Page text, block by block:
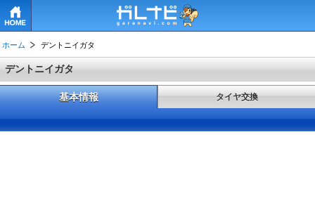
ホーム デントニイガタ
デントニイガタ
基本情報 タイヤ交換